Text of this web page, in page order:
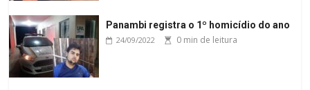
Panambi registra o 1º homicídio do ano
24/09/2022 0 min de leitura